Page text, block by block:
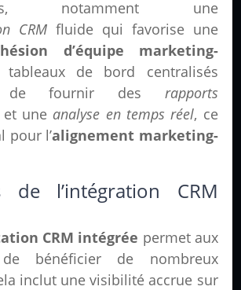
notamment une
CRM fluide qui favorise une
d’équipe marketing-
de bord centralisés
de fournir des rapports
et une analyse en temps réel, ce
pour l’alignement marketing-
de l’intégration CRM
CRM intégrée permet aux
de bénéficier de nombreux
inclut une visibilité accrue sur